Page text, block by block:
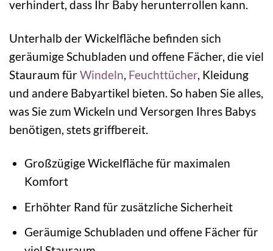
verhindert, dass Ihr Baby herunterrollen kann.
Unterhalb der Wickelfläche befinden sich
geräumige Schubladen und offene Fächer, die viel
Stauraum fürWindeln, Feuchttücher, Kleidung
und andere Babyartikel bieten. So haben Sie alles,
was Sie zum Wickeln und Versorgen Ihres Babys
benötigen, stets griffbereit.
Großzügige Wickelfläche für maximalen
Komfort
Erhöhter Rand für zusätzliche Sicherheit
Geräumige Schubladen und offene Fächer für